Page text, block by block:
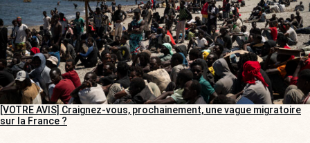
[VOTRE AVIS] Craignez-vous, prochainement, une vague migratoire
sur la France ?